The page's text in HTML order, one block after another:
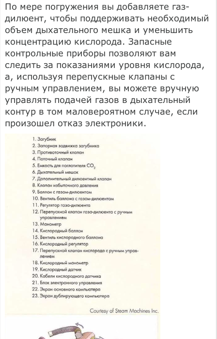
По мере погружения вы добавляете газ-
дилюент, чтобы поддерживать необходимый
объем дыхательного мешка и уменьшить
концентрацию кислорода. Запасные
контрольные приборы позволяют вам
следить за показаниями уровня кислорода,
а, используя перепускные клапаны с
ручным управлением, вы можете вручную
управлять подачей газов в дыхательный
контур в том маловероятном случае, если
произошел отказ электроники.